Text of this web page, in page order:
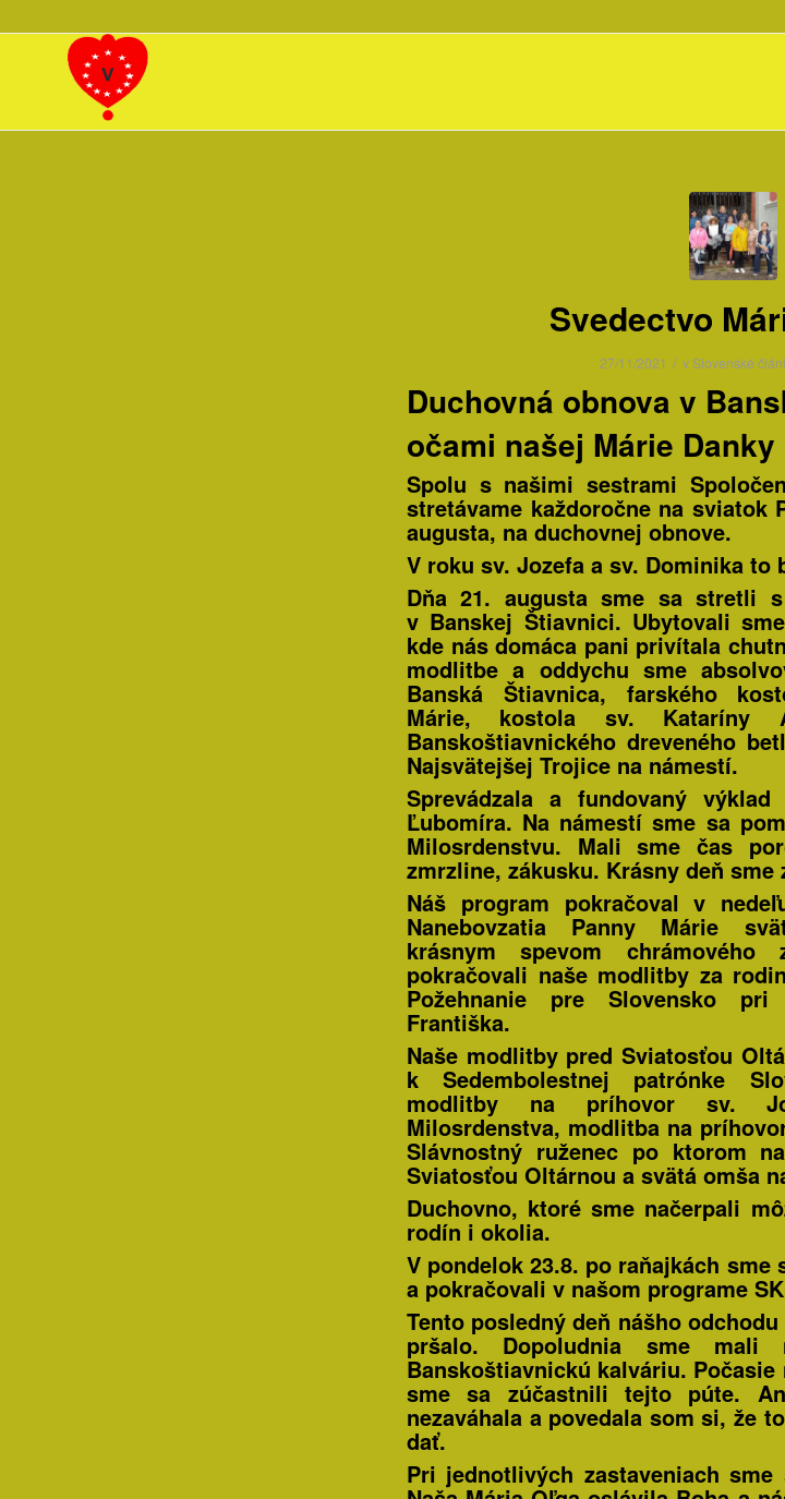
Svedectvo
27/11/2021 / vSlovenské
Duchovná obnova v
očami našej Márie Danky
Spolu s našimi sestrami
stretávame každoročne na sviatok
augusta, na duchovnej obnove.
V roku sv. Jozefa a sv. Dominika to
Dňa 21. augusta sme sa stretli
v Banskej Štiavnici. Ubytovali
kde nás domáca pani privítala
modlitbe a oddychu sme
Banská Štiavnica, farského
Márie, kostola sv. Kataríny
Banskoštiavnického dreveného
Najsvätejšej Trojice na námestí.
Sprevádzala a fundovaný
Ľubomíra. Na námestí sme sa
Milosrdenstvu. Mali sme čas
zmrzline, zákusku. Krásny deň
Náš program pokračoval v
Nanebovzatia Panny Márie
krásnym spevom
pokračovali naše modlitby za
Požehnanie pre Slovensko
Františka.
Naše modlitby pred Sviatosťou
k Sedembolestnej patrónke
modlitby na príhovor sv.
Milosrdenstva, modlitba na
Slávnostný ruženec po ktorom
Sviatosťou Oltárnou a svätá omša
Duchovno, ktoré sme načerpali
rodín i okolia.
V pondelok 23.8. po raňajkách
a pokračovali v našom programe
Tento posledný deň nášho
pršalo. Dopoludnia sme mali
Banskoštiavnickú kalváriu.
sme sa zúčastnili tejto púte.
nezaváhala a povedala som si, že
dať.
Pri jednotlivých zastaveniach